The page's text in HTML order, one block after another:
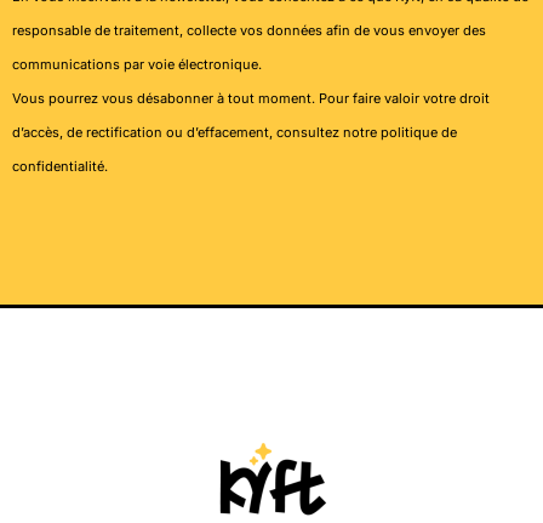
responsable de traitement, collecte vos données afin de vous envoyer des
communications par voie électronique.
Vous pourrez vous désabonner à tout moment. Pour faire valoir votre droit
d’accès, de rectification ou d’effacement, consultez notre politique de
confidentialité.